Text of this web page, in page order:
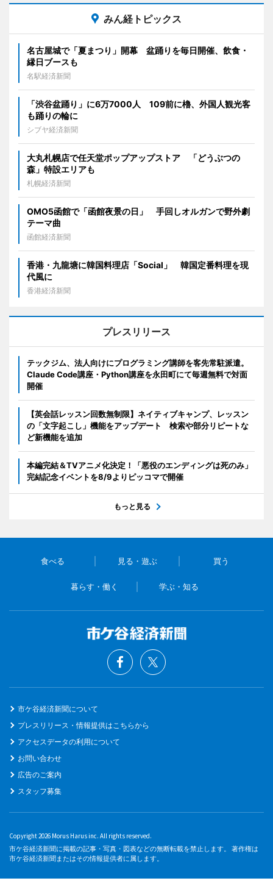
みん経トピックス
名古屋城で「夏まつり」開幕 盆踊りを毎日開催、飲食・
縁日ブースも
名駅経済新聞
「渋谷盆踊り」に6万7000人 109前に櫓、外国人観光客
も踊りの輪に
シブヤ経済新聞
大丸札幌店で任天堂ポップアップストア 「どうぶつの
森」特設エリアも
札幌経済新聞
OMO5函館で「函館夜景の日」 手回しオルガンで野外劇
テーマ曲
函館経済新聞
香港・九龍塘に韓国料理店「Social」 韓国定番料理を現
代風に
香港経済新聞
プレスリリース
テックジム、法人向けにプログラミング講師を客先常駐派遣。
Claude Code講座・Python講座を永田町にて毎週無料で対面
開催
【英会話レッスン回数無制限】ネイティブキャンプ、レッスン
の「文字起こし」機能をアップデート 検索や部分リピートな
ど新機能を追加
本編完結＆TVアニメ化決定！「悪役のエンディングは死のみ」
完結記念イベントを8/9よりピッコマで開催
もっと見る
食べる 見る・遊ぶ 買う
暮らす・働く 学ぶ・知る
市ケ谷経済新聞について
プレスリリース・情報提供はこちらから
アクセスデータの利用について
お問い合わせ
広告のご案内
スタッフ募集
Copyright 2026 Morus Harus inc. All rights reserved.
市ケ谷経済新聞に掲載の記事・写真・図表などの無断転載を禁止します。 著作権は
市ケ谷経済新聞またはその情報提供者に属します。